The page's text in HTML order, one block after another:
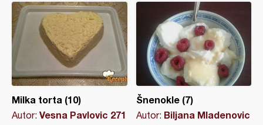
Milka torta (10)
Autor: Vesna Pavlovic 271
Šnenokle (7)
Autor: Biljana Mladenovic